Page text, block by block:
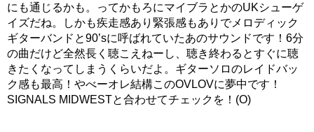
にも通じるかも。ってかもろにマイブラとかのUKシューゲ
イズだね。しかも疾走感あり緊張感もありでメロディック
ギターバンドと90’sに呼ばれていたあのサウンドです！6分
の曲だけど全然長く聴こえねーし、聴き終わるとすぐに聴
きたくなってしまうくらいだよ。ギターソロのレイドバッ
ク感も最高！やべーオレ結構このOVLOVに夢中です！
SIGNALS MIDWESTと合わせてチェックを！(O)